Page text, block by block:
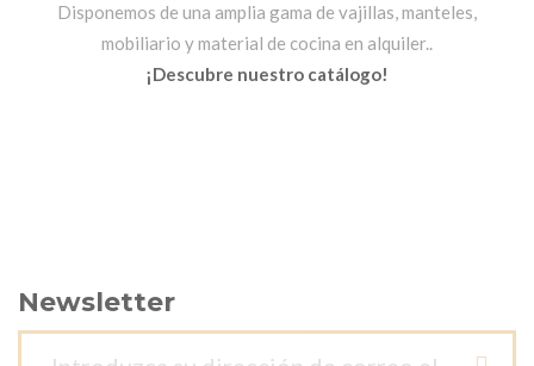
Disponemos de una amplia gama de vajillas, manteles,
mobiliario y material de cocina en alquiler..
¡Descubre nuestro catálogo!
Newsletter